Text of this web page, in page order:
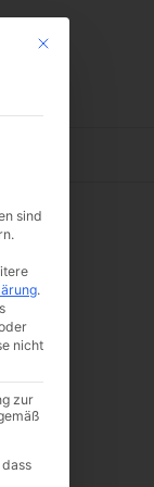
Mit diesem Button
sind
.
nicht
zur